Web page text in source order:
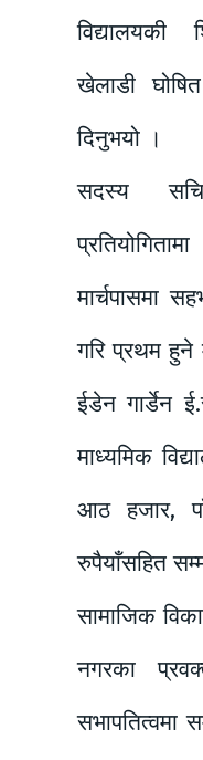
विद्यालयकी
खेलाडी
दिनुभयो ।
सदस्य
मार्चपासमा
गरि प्रथम हुने
ईडेन गार्डेन
माध्यमिक
आठ हजार,
रुपैयाँसहित
सामाजिक
नगरका
सभापतित्वमा